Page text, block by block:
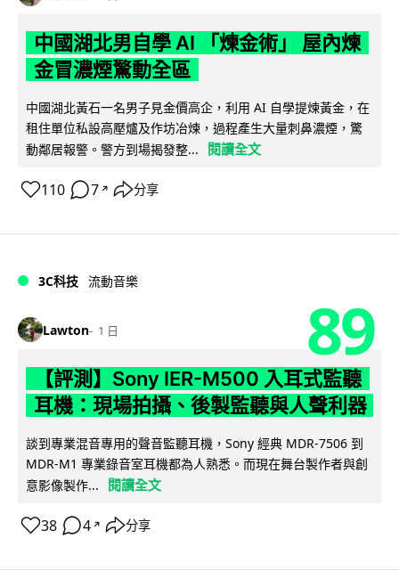
中國湖北男自學 AI 「煉金術」 屋內煉
金冒濃煙驚動全區
中國湖北黃石一名男子見金價高企，利用 AI 自學提煉黃金，在
租住單位私設高壓爐及作坊冶煉，過程產生大量刺鼻濃煙，驚
動鄰居報警。警方到場揭發整...
閱讀全文
110 7 ↗ 分享
3C科技 流動音樂
Lawton 1 日 89
【評測】Sony IER-M500 入耳式監聽
耳機：現場拍攝、後製監聽與人聲利器
談到專業混音專用的聲音監聽耳機，Sony 經典 MDR-7506 到
MDR-M1 專業錄音室耳機都為人熟悉。而現在舞台製作者與創
意影像製作...
閱讀全文
38 4 ↗ 分享